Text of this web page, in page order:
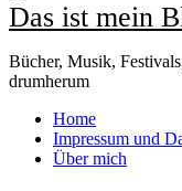
Das ist mein
Bücher, Musik,
drumherum
Home
Impressum und
Über mich